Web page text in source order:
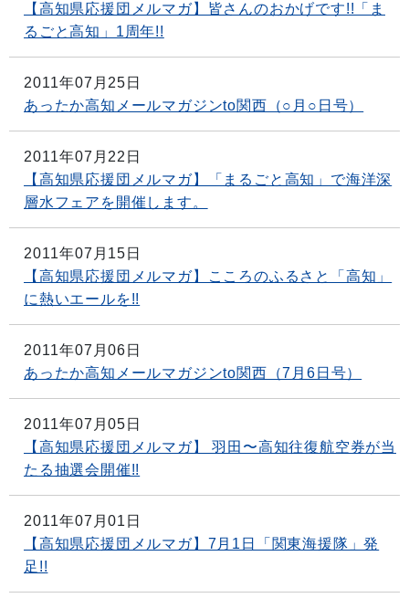
【高知県応援団メルマガ】皆さんのおかげです!!「ま
るごと高知」1周年!!
2011年07月25日
あったか高知メールマガジンto関西（○月○日号）
2011年07月22日
【高知県応援団メルマガ】「まるごと高知」で海洋深
層水フェアを開催します。
2011年07月15日
【高知県応援団メルマガ】こころのふるさと「高知」
に熱いエールを!!
2011年07月06日
あったか高知メールマガジンto関西（7月6日号）
2011年07月05日
【高知県応援団メルマガ】 羽田〜高知往復航空券が当
たる抽選会開催!!
2011年07月01日
【高知県応援団メルマガ】7月1日「関東海援隊」発
足!!